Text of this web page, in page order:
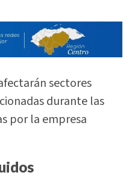
sectores
durante las
por la empresa